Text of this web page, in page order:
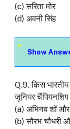
(c) सरिता मोर
(d) अवनी सिंह
Show
Q.9. किस
जूनियर
(a) अभिनव शॉ
(b) सौरभ चौधरी